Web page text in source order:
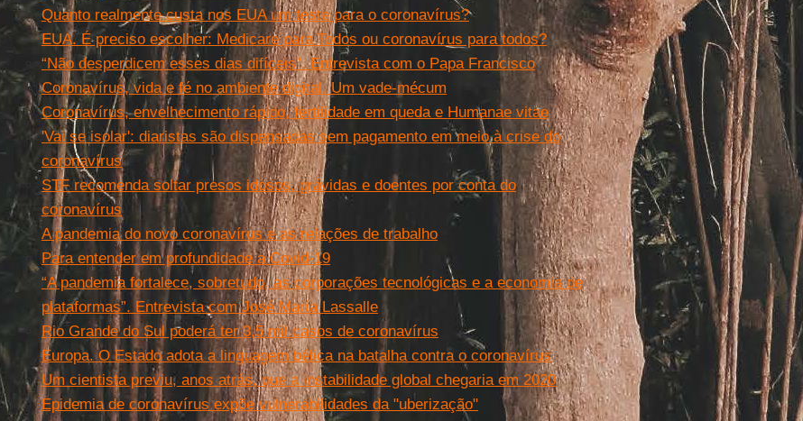
Quanto realmente custa nos EUA um teste para o coronavírus?
EUA. É preciso escolher: Medicare para Todos ou coronavírus para todos?
“Não desperdicem esses dias difíceis”. Entrevista com o Papa Francisco
Coronavírus, vida e fé no ambiente digital. Um vade-mécum
Coronavírus, envelhecimento rápido, fertilidade em queda e Humanae vitae
'Vai se isolar': diaristas são dispensadas sem pagamento em meio à crise do
coronavírus
STF recomenda soltar presos idosos, grávidas e doentes por conta do
coronavírus
A pandemia do novo coronavírus e as relações de trabalho
Para entender em profundidade a Covid-19
“A pandemia fortalece, sobretudo, as corporações tecnológicas e a economia de
plataformas”. Entrevista com José María Lassalle
Rio Grande do Sul poderá ter 3,5 mil casos de coronavírus
Europa. O Estado adota a linguagem bélica na batalha contra o coronavírus
Um cientista previu, anos atrás, que a instabilidade global chegaria em 2020
Epidemia de coronavírus expõe vulnerabilidades da "uberização"